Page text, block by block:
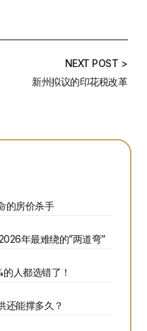
NEXT POST >
新州拟议的印花税改革
的房价杀手
年最难绕的”两道弯”
人都选错了！
还能撑多久？